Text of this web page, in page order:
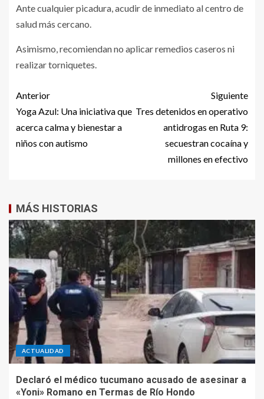
Ante cualquier picadura, acudir de inmediato al centro de
salud más cercano.
Asimismo, recomiendan no aplicar remedios caseros ni
realizar torniquetes.
Anterior
Yoga Azul: Una iniciativa que
acerca calma y bienestar a
niños con autismo
Siguiente
Tres detenidos en operativo
antidrogas en Ruta 9:
secuestran cocaína y
millones en efectivo
MÁS HISTORIAS
ACTUALIDAD
Declaró el médico tucumano acusado de asesinar a
«Yoni» Romano en Termas de Río Hondo